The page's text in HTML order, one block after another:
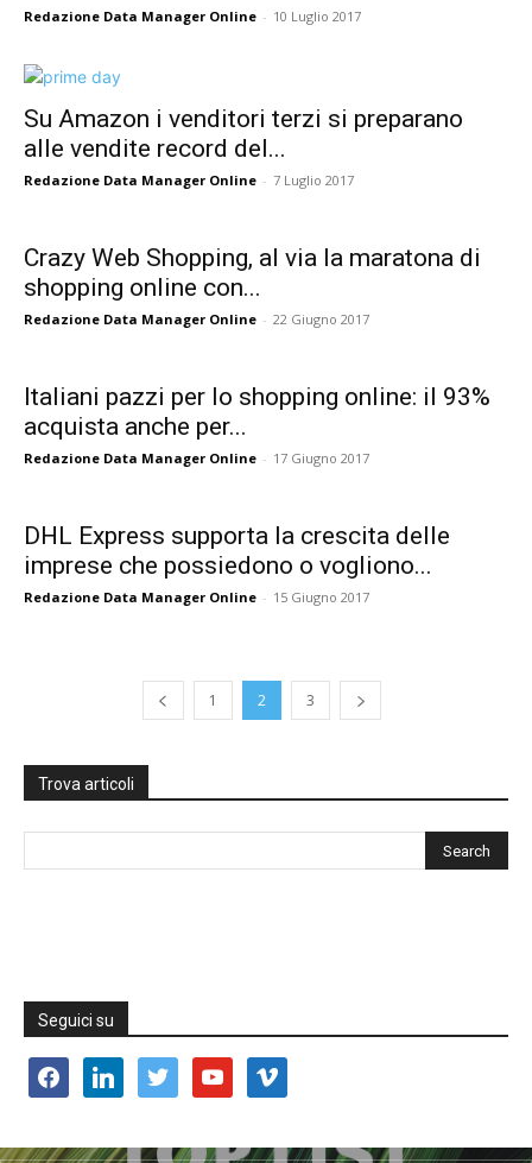
Redazione Data Manager Online - 10 Luglio 2017
Su Amazon i venditori terzi si preparano
alle vendite record del...
Redazione Data Manager Online - 7 Luglio 2017
Crazy Web Shopping, al via la maratona di
shopping online con...
Redazione Data Manager Online - 22 Giugno 2017
Italiani pazzi per lo shopping online: il 93%
acquista anche per...
Redazione Data Manager Online - 17 Giugno 2017
DHL Express supporta la crescita delle
imprese che possiedono o vogliono...
Redazione Data Manager Online - 15 Giugno 2017
1 2 3
Trova articoli
Seguici su
facebooklinkedin twitter youtube vimeo